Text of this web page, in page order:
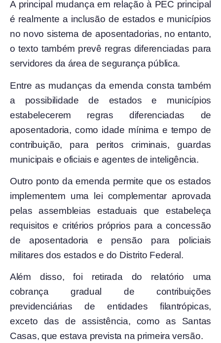
A principal mudança em relação à PEC principal
é realmente a inclusão de estados e municípios
no novo sistema de aposentadorias, no entanto,
o texto também prevê regras diferenciadas para
servidores da área de segurança pública.
Entre as mudanças da emenda consta também
a possibilidade de estados e municípios
estabelecerem regras diferenciadas de
aposentadoria, como idade mínima e tempo de
contribuição, para peritos criminais, guardas
municipais e oficiais e agentes de inteligência.
Outro ponto da emenda permite que os estados
implementem uma lei complementar aprovada
pelas assembleias estaduais que estabeleça
requisitos e critérios próprios para a concessão
de aposentadoria e pensão para policiais
militares dos estados e do Distrito Federal.
Além disso, foi retirada do relatório uma
cobrança gradual de contribuições
previdenciárias de entidades filantrópicas,
exceto das de assistência, como as Santas
Casas, que estava prevista na primeira versão.